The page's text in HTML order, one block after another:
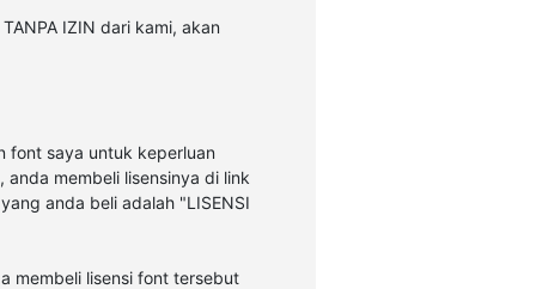
IZIN dari kami, akan
font saya untuk keperluan
membeli lisensinya di link
anda beli adalah "LISENSI
membeli lisensi font tersebut